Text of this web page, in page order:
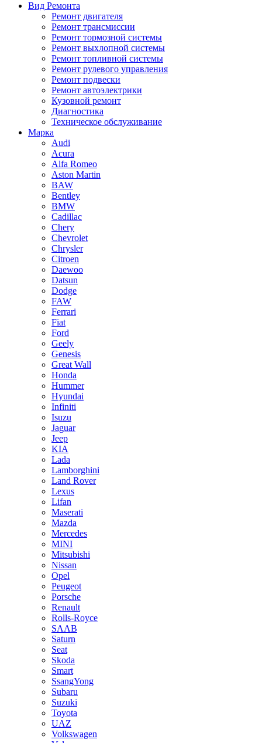
Вид Ремонта
Ремонт двигателя
Ремонт трансмиссии
Ремонт тормозной системы
Ремонт выхлопной системы
Ремонт топливной системы
Ремонт рулевого управления
Ремонт подвески
Ремонт автоэлектрики
Кузовной ремонт
Диагностика
Техническое обслуживание
Марка
Audi
Acura
Alfa Romeo
Aston Martin
BAW
Bentley
BMW
Cadillac
Chery
Chevrolet
Chrysler
Citroen
Daewoo
Datsun
Dodge
FAW
Ferrari
Fiat
Ford
Geely
Genesis
Great Wall
Honda
Hummer
Hyundai
Infiniti
Isuzu
Jaguar
Jeep
KIA
Lada
Lamborghini
Land Rover
Lexus
Lifan
Maserati
Mazda
Mercedes
MINI
Mitsubishi
Nissan
Opel
Peugeot
Porsche
Renault
Rolls-Royce
SAAB
Saturn
Seat
Skoda
Smart
SsangYong
Subaru
Suzuki
Toyota
UAZ
Volkswagen